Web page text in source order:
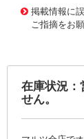
掲載情報に
ご指摘をお
在庫状況：
せん。